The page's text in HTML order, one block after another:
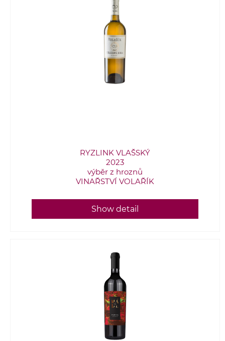
RYZLINK VLAŠSKÝ
2023
výběr z hroznů
VINAŘSTVÍ VOLAŘÍK
Show detail